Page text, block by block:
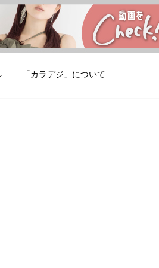
「カラデジ」について